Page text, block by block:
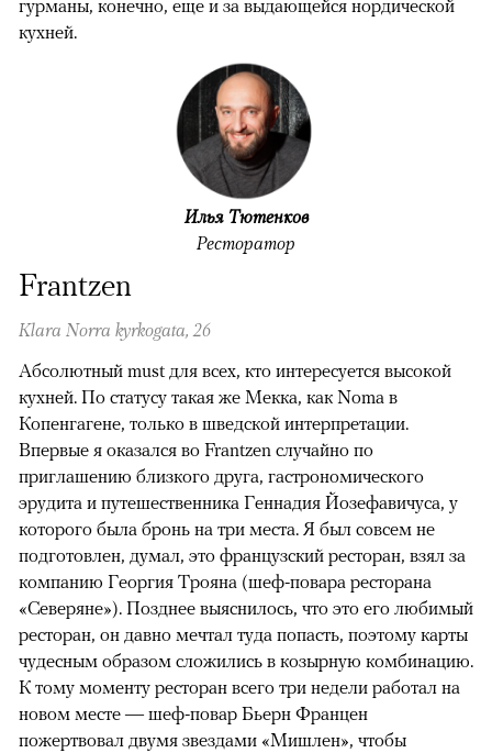
гурманы, конечно, еще и за выдающейся нордической
кухней.
Илья Тютенков
Ресторатор
00:00
Frantzen
Klara Norra kyrkogata, 26
Абсолютный must для всех, кто интересуется высокой
кухней. По статусу такая же Мекка, как Noma в
Копенгагене, только в шведской интерпретации.
Впервые я оказался во Frantzen случайно по
приглашению близкого друга, гастрономического
эрудита и путешественника Геннадия Йозефавичуса, у
которого была бронь на три места. Я был совсем не
подготовлен, думал, это французский ресторан, взял за
компанию Георгия Трояна (шеф-повара ресторана
«Северяне»). Позднее выяснилось, что это его любимый
ресторан, он давно мечтал туда попасть, поэтому карты
чудесным образом сложились в козырную комбинацию.
К тому моменту ресторан всего три недели работал на
новом месте — шеф-повар Бьерн Францен
пожертвовал двумя звездами «Мишлен», чтобы